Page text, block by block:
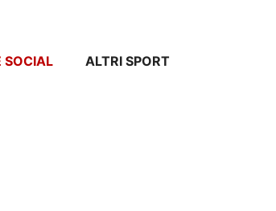
SOCIAL ALTRI SPORT